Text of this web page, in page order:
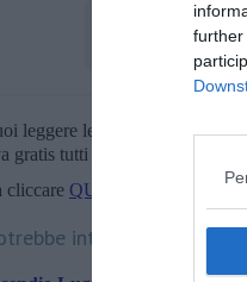
further
leggere le notizie principali
gratis tutti i giorni alle 20:00
cliccare QUI
interessare anche: